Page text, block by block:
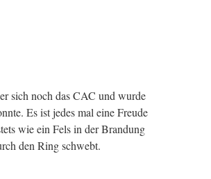
sich noch das CAC und wurde
Es ist jedes mal eine Freude
wie ein Fels in der Brandung
den Ring schwebt.